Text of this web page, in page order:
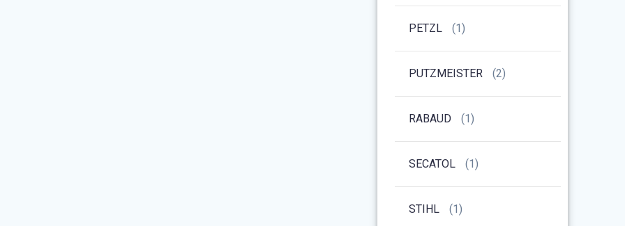
PETZL (1)
PUTZMEISTER (2)
RABAUD (1)
SECATOL (1)
STIHL (1)